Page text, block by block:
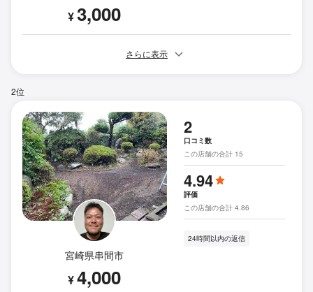
¥3,000
さらに表示
2位
宮崎県串間市
¥4,000
2
口コミ数
この店舗の合計 15
4.94
評価
この店舗の合計 4.86
24時間以内の返信